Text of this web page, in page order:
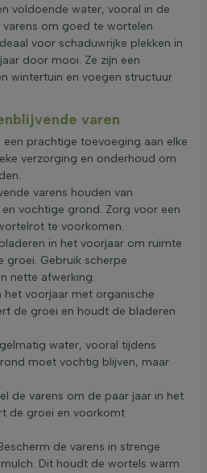
voldoende water, vooral in de
om goed te wortelen.
voor schaduwrijke plekken in
door mooi. Ze zijn een
wintertuin en voegen structuur
varen
een prachtige toevoeging aan elke
verzorging en onderhoud om
varens houden van
vochtige grond. Zorg voor een
te voorkomen.
in het voorjaar om ruimte
groei. Gebruik scherpe
nette afwerking.
het voorjaar met organische
de groei en houdt de bladeren
water, vooral tijdens
moet vochtig blijven, maar
de varens om de paar jaar in het
de groei en voorkomt
de varens in strenge
Dit houdt de wortels warm